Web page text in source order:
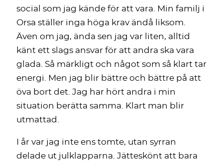
social som jag kände för att vara. Min familj i
Orsa ställer inga höga krav ändå liksom.
Även om jag, ända sen jag var liten, alltid
känt ett slags ansvar för att andra ska vara
glada. Så märkligt och något som så klart tar
energi. Men jag blir bättre och bättre på att
öva bort det. Jag har hört andra i min
situation berätta samma. Klart man blir
utmattad.
I år var jag inte ens tomte, utan syrran
delade ut julklapparna. Jätteskönt att bara